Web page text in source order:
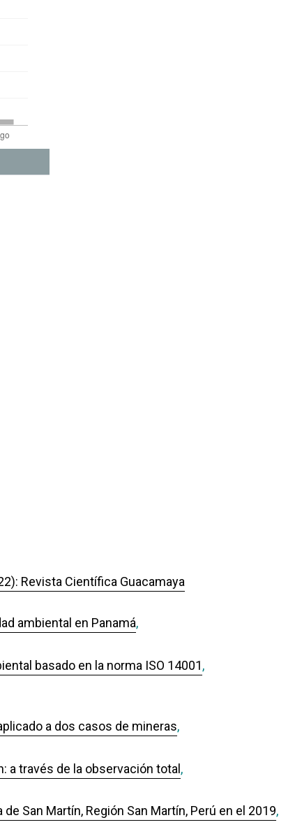
Revista Científica Guacamaya
ambiental en Panamá,
basado en la norma ISO 14001,
a dos casos de mineras,
a través de la observación total,
San Martín, Región San Martín, Perú en el 2019,